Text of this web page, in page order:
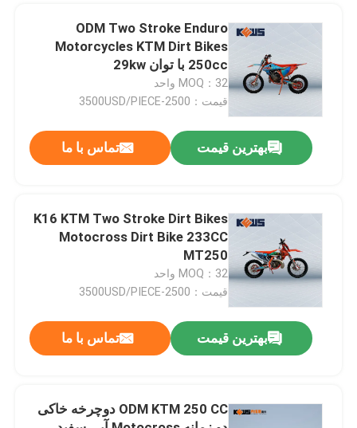
درباره ما
تور کارخانه
کنترل کیفیت
با ما تماس بگیرید
وبلاگ
موتور سیکلت اندرو 4 سکته مغزی
موتور سیکلت های رالی
ODM Two Stroke Enduro
Motorcycles KTM Dirt Bikes
250cc با توان 29kw
MOQ：32 واحد
قیمت：2500-3500USD/PIECE
بهترین قیمت تماس با ما
K16 KTM Two Stroke Dirt Bikes
Motocross Dirt Bike 233CC
MT250
MOQ：32 واحد
قیمت：2500-3500USD/PIECE
بهترین قیمت تماس با ما
ODM KTM 250 CC دوچرخه خاکی